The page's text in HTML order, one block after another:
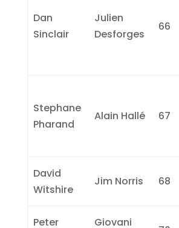
Dan
Sinclair
Julien
Desforges
66
Stephane
Pharand
Alain Hallé 67
David
Witshire
Jim Norris 68
Peter
Giovani